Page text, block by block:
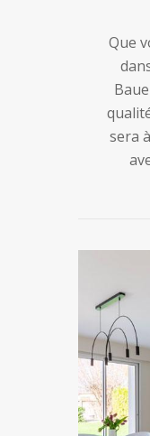
Que
sera